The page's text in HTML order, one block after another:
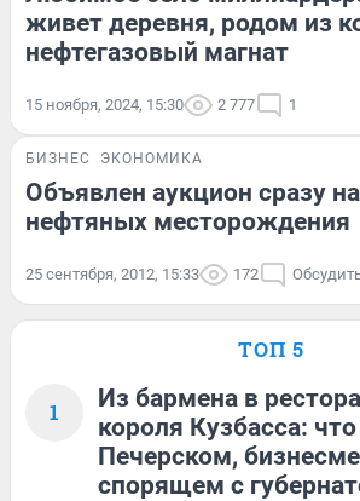
живет деревня, родом из
нефтегазовый магнат
15 ноября, 2024, 15:30 2 777 1
БИЗНЕС ЭКОНОМИКА
Объявлен аукцион сразу
нефтяных месторождения
25 сентября, 2012, 15:33 172
ТОП 5
1
Из бармена в
короля Кузбасса:
Печерском,
спорящем с